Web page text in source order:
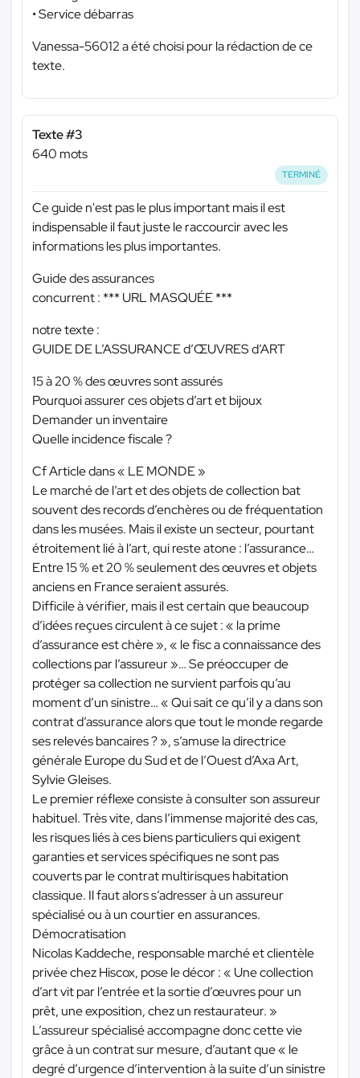
• Service débarras
Vanessa-56012 a été choisi pour la rédaction de ce
texte.
Texte #3
640 mots
TERMINÉ
Ce guide n'est pas le plus important mais il est
indispensable il faut juste le raccourcir avec les
informations les plus importantes.
Guide des assurances
concurrent : *** URL MASQUÉE ***
notre texte :
GUIDE DE L’ASSURANCE d’ŒUVRES d’ART
15 à 20 % des œuvres sont assurés
Pourquoi assurer ces objets d’art et bijoux
Demander un inventaire
Quelle incidence fiscale ?
Cf Article dans « LE MONDE »
Le marché de l’art et des objets de collection bat
souvent des records d’enchères ou de fréquentation
dans les musées. Mais il existe un secteur, pourtant
étroitement lié à l’art, qui reste atone : l’assurance…
Entre 15 % et 20 % seulement des œuvres et objets
anciens en France seraient assurés.
Difficile à vérifier, mais il est certain que beaucoup
d’idées reçues circulent à ce sujet : « la prime
d’assurance est chère », « le fisc a connaissance des
collections par l’assureur »… Se préoccuper de
protéger sa collection ne survient parfois qu’au
moment d’un sinistre… « Qui sait ce qu’il y a dans son
contrat d’assurance alors que tout le monde regarde
ses relevés bancaires ? », s’amuse la directrice
générale Europe du Sud et de l’Ouest d’Axa Art,
Sylvie Gleises.
Le premier réflexe consiste à consulter son assureur
habituel. Très vite, dans l’immense majorité des cas,
les risques liés à ces biens particuliers qui exigent
garanties et services spécifiques ne sont pas
couverts par le contrat multirisques habitation
classique. Il faut alors s’adresser à un assureur
spécialisé ou à un courtier en assurances.
Démocratisation
Nicolas Kaddeche, responsable marché et clientèle
privée chez Hiscox, pose le décor : « Une collection
d’art vit par l’entrée et la sortie d’œuvres pour un
prêt, une exposition, chez un restaurateur. »
L’assureur spécialisé accompagne donc cette vie
grâce à un contrat sur mesure, d’autant que « le
degré d’urgence d’intervention à la suite d’un sinistre